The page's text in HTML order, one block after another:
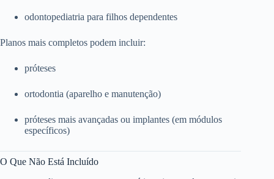
odontopediatria para filhos dependentes
Planos mais completos podem incluir:
próteses
ortodontia (aparelho e manutenção)
próteses mais avançadas ou implantes (em módulos
específicos)
O Que Não Está Incluído